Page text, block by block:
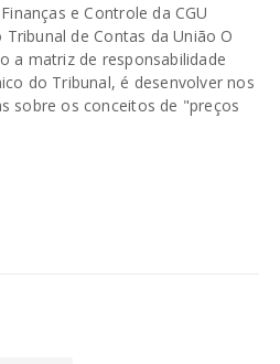
e Controle da CGU
de Contas da União O
a matriz de responsabilidade
do Tribunal, é desenvolver nos
sobre os conceitos de "preços